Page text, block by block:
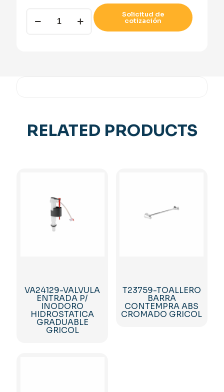
MO24128-
MONOMANDO
P/LAVAMANO
Solicitud de
cotización
RELATED PRODUCTS
VA24129-VALVULA
ENTRADA P/
INODORO
HIDROSTATICA
GRADUABLE
GRICOL
T23759-TOALLERO
BARRA
CONTEMPRA ABS
CROMADO GRICOL